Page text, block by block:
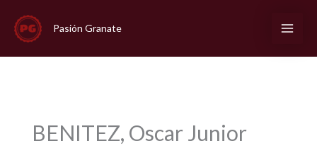
contenido
Pasión Granate
BENITEZ, Oscar Junior